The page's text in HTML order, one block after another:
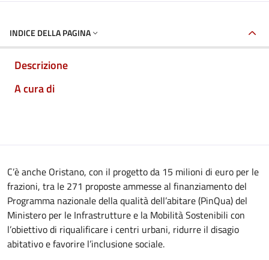
INDICE DELLA PAGINA
Descrizione
A cura di
C’è anche Oristano, con il progetto da 15 milioni di euro per le
frazioni, tra le 271 proposte ammesse al finanziamento del
Programma nazionale della qualità dell’abitare (PinQua) del
Ministero per le Infrastrutture e la Mobilità Sostenibili con
l’obiettivo di riqualificare i centri urbani, ridurre il disagio
abitativo e favorire l’inclusione sociale.